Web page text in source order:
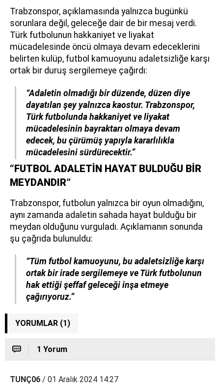
Trabzonspor, açıklamasında yalnızca bugünkü
sorunlara değil, geleceğe dair de bir mesaj verdi.
Türk futbolunun hakkaniyet ve liyakat
mücadelesinde öncü olmaya devam edeceklerini
belirten kulüp, futbol kamuoyunu adaletsizliğe karşı
ortak bir duruş sergilemeye çağırdı:
“Adaletin olmadığı bir düzende, düzen diye
dayatılan şey yalnızca kaostur. Trabzonspor,
Türk futbolunda hakkaniyet ve liyakat
mücadelesinin bayraktarı olmaya devam
edecek, bu çürümüş yapıyla kararlılıkla
mücadelesini sürdürecektir.”
“FUTBOL ADALETİN HAYAT BULDUĞU BİR
MEYDANDIR”
Trabzonspor, futbolun yalnızca bir oyun olmadığını,
aynı zamanda adaletin sahada hayat bulduğu bir
meydan olduğunu vurguladı. Açıklamanın sonunda
şu çağrıda bulunuldu:
“Tüm futbol kamuoyunu, bu adaletsizliğe karşı
ortak bir irade sergilemeye ve Türk futbolunun
hak ettiği şeffaf geleceği inşa etmeye
çağırıyoruz.”
YORUMLAR (1)
1 Yorum
TUNÇ06 / 01 Aralık 2024 14:27